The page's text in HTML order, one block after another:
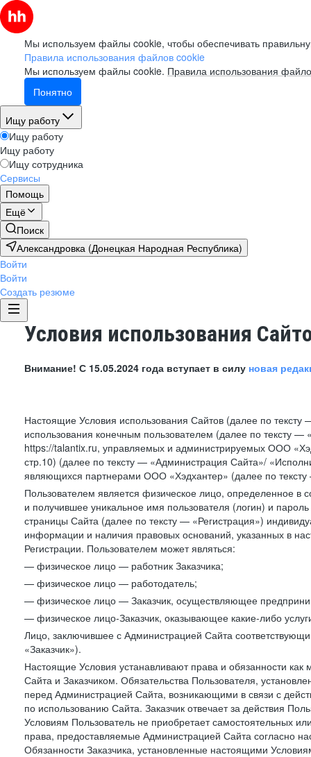
Мы используем файлы cookie, чтобы обеспечивать
Правила использования файлов cookie
Мы используем файлы cookie. Правила использования
Понятно
Ищу работу
Ищу работу
Ищу работу
Ищу сотрудника
Сервисы
Помощь
Ещё
Поиск
Александровка (Донецкая Народная Республика)
Войти
Войти
Создать резюме
Условия использования
Внимание! С 15.05.2024 года вступает в силу новая
Настоящие Условия использования Сайтов (далее по
использования конечным пользователем (далее по тексту
https://talantix.ru, управляемых и администрируемых ООО
стр.10) (далее по тексту — «Администрация Сайта»/
являющихся партнерами ООО «Хэдхантер» (далее по
Пользователем является физическое лицо, определенное в
и получившее уникальное имя пользователя (логин) и
страницы Сайта (далее по тексту — «Регистрация»)
информации и наличия правовых оснований, указанных в
Регистрации. Пользователем может являться:
— физическое лицо — работник Заказчика;
— физическое лицо — работодатель;
— физическое лицо — Заказчик, осуществляющее
— физическое лицо-Заказчик, оказывающее какие-либо
Лицо, заключившее с Администрацией Сайта
«Заказчик»).
Настоящие Условия устанавливают права и обязанности
Сайта и Заказчиком. Обязательства Пользователя,
перед Администрацией Сайта, возникающими в связи с
по использованию Сайта. Заказчик отвечает за действия
Условиям Пользователь не приобретает самостоятельных
права, предоставляемые Администрацией Сайта согласно
Обязанности Заказчика, установленные настоящими